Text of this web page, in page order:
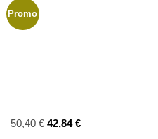
Promo
50,40€ 42,84€